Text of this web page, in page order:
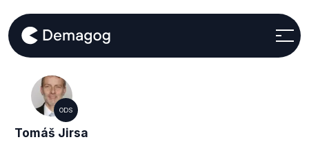
ODS
Tomáš Jirsa